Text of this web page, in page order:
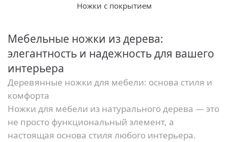
Ножки с покрытием
Мебельные ножки из дерева:
элегантность и надежность для вашего
интерьера
Деревянные ножки для мебели: основа стиля и
комфорта
Ножки для мебели из натурального дерева — это
не просто функциональный элемент, а
настоящая основа стиля любого интерьера.